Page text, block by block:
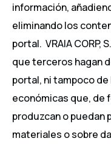
información,
eliminando los
portal. VRAIA CORP,
que terceros hagan
portal, ni tampoco
económicas que, de
produzcan o
materiales o sobre